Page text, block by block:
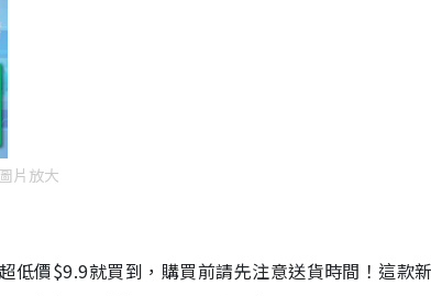
片放大
價$9.9就買到，購買前請先注意送貨時間！這款